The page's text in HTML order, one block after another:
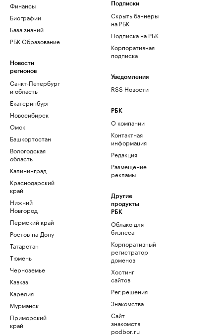
Финансы
Биографии
База знаний
РБК Образование
Новости
регионов
Санкт-Петербург
и область
Екатеринбург
Новосибирск
Омск
Башкортостан
Вологодская
область
Калининград
Краснодарский
край
Нижний
Новгород
Пермский край
Ростов-на-Дону
Татарстан
Тюмень
Черноземье
Кавказ
Карелия
Мурманск
Приморский
край
Подписки
Скрыть баннеры
на РБК
Подписка на РБК
Корпоративная
подписка
Уведомления
RSS Новости
РБК
О компании
Контактная
информация
Редакция
Размещение
рекламы
Другие
продукты
РБК
Облако для
бизнеса
Корпоративный
регистратор
доменов
Хостинг
сайтов
Рег.решения
Знакомства
Сайт
знакомств
podbor.ru